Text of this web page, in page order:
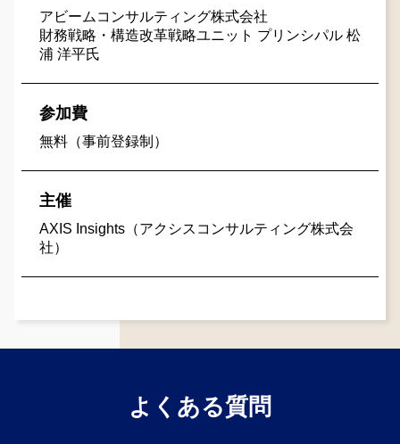
アビームコンサルティング株式会社
財務戦略・構造改革戦略ユニット プリンシパル 松
浦 洋平氏
参加費
無料（事前登録制）
主催
AXIS Insights（アクシスコンサルティング株式会
社）
よくある質問